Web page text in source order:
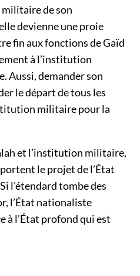
de son
devienne une proie
fin aux fonctions de Gaïd
à l’institution
Aussi, demander son
le départ de tous les
militaire pour la
et l’institution militaire,
le projet de l’État
l’étendard tombe des
l’État nationaliste
à l’État profond qui est